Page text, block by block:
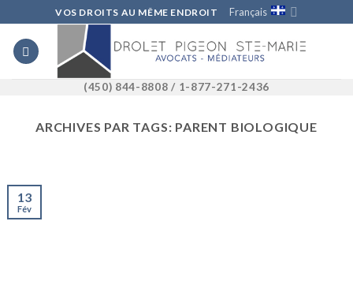
to
content
VOS DROITS AU MÊME ENDROIT Français
(450) 844-8808 / 1-877-271-2436
ARCHIVES PAR TAGS: PARENT BIOLOGIQUE
13
Fév